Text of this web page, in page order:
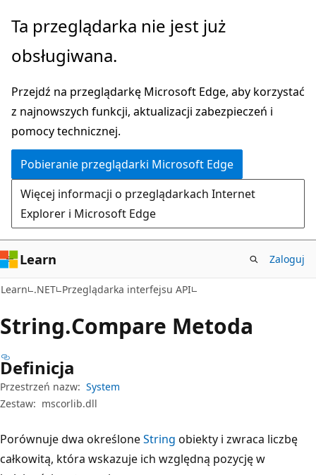
Przejdź
głównej
Przejdź
nawigacji
stronie
Ta przeglądarka nie jest już
obsługiwana.
Przejdź na przeglądarkę Microsoft Edge, aby korzystać
z najnowszych funkcji, aktualizacji zabezpieczeń i
pomocy technicznej.
Pobieranie przeglądarki Microsoft Edge
Więcej informacji o przeglądarkach Internet
Explorer i Microsoft Edge
Learn Zaloguj
Learn .NET Przeglądarka interfejsu API
String.Compare Metoda
Definicja
Przestrzeń nazw: System
Zestaw: mscorlib.dll
Porównuje dwa określoneString obiekty i zwraca liczbę
całkowitą, która wskazuje ich względną pozycję w